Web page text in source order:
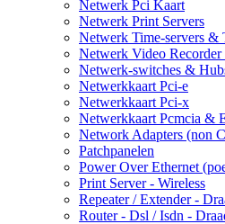
Netwerk Pci Kaart
Netwerk Print Servers
Netwerk Time-servers &
Netwerk Video
Netwerk-switches &
Netwerkkaart Pci-e
Netwerkkaart Pci-x
Netwerkkaart Pcmcia &
Network Adapters (non
Patchpanelen
Power Over Ethernet
Print Server - Wireless
Repeater / Extender -
Router - Dsl / Isdn -